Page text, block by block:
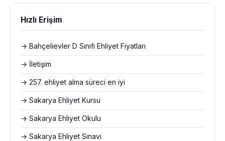
Hızlı Erişim
→ Bahçelievler D Sınıfı Ehliyet Fiyatları
→ İletişim
→ 257. ehliyet alma süreci en iyi
→ Sakarya Ehliyet Kursu
→ Sakarya Ehliyet Okulu
→ Sakarya Ehliyet Sınavı